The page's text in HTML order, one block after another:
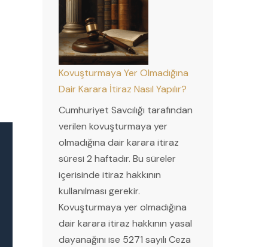
Kovuşturmaya Yer Olmadığına
Dair Karara İtiraz Nasıl Yapılır?
Cumhuriyet Savcılığı tarafından
verilen kovuşturmaya yer
olmadığına dair karara itiraz
süresi 2 haftadır. Bu süreler
içerisinde itiraz hakkının
kullanılması gerekir.
Kovuşturmaya yer olmadığına
dair karara itiraz hakkının yasal
dayanağını ise 5271 sayılı Ceza